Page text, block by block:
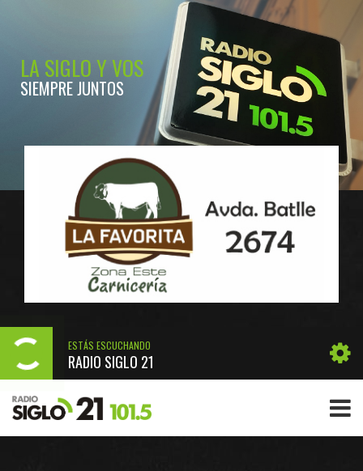
LA SIGLO Y VOS
SIEMPRE JUNTOS
ESTÁS ESCUCHANDO
RADIO SIGLO 21